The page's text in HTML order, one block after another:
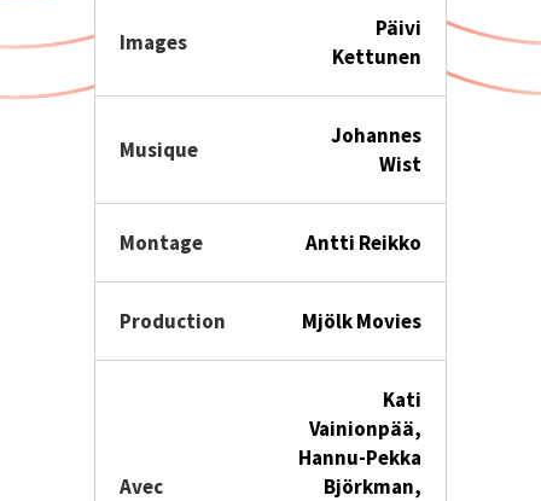
Images
Päivi
Kettunen
Musique
Johannes
Wist
Montage Antti Reikko
Production Mjölk Movies
Avec
Kati
Vainionpää,
Hannu-Pekka
Björkman,